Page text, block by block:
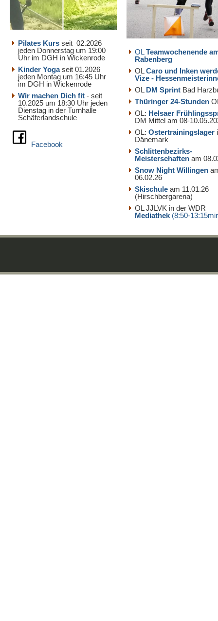
Pilates Kurs seit 02.2026
jeden Donnerstag um 19:00
Uhr im DGH in Wickenrode
Kinder Yogaseit 01.2026
jeden Montag um 16:45 Uhr
im DGH in Wickenrode
Wir machen Dich fit - seit
10.2025 um 18:30 Uhr jeden
Dienstag in der Turnhalle
Schäferlandschule
Facebook
OLTeamwochenende
Rabenberg
OLCaro und Inken
Vize -
OL DM Sprint Bad
Thüringer 24-Stunden
OL: Helsaer
DM Mittel am 08-
OL: Ostertrainingslager
Dänemark
Schlittenbezirks-
Meisterschaften am
Snow Night Willingen
06.02.26
Skischule am 11.01.26
(Hirschbergarena)
OL JJLVK in der WDR
Mediathek (8:50-